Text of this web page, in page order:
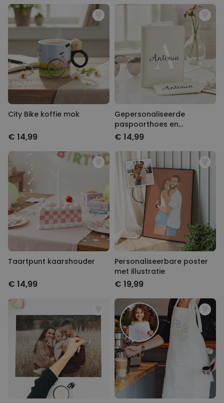
City Bike koffie mok
€ 14,99
Gepersonaliseerde
paspoorthoes en
kofferlabel met monogram
€ 14,99
Taartpunt kaarshouder
€ 14,99
Personaliseerbare poster
met illustratie
€ 19,99